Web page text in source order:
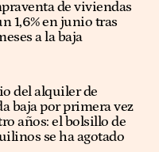
de viviendas
1,6% en junio tras
a la baja
del alquiler de
baja por primera vez
años: el bolsillo de
se ha agotado